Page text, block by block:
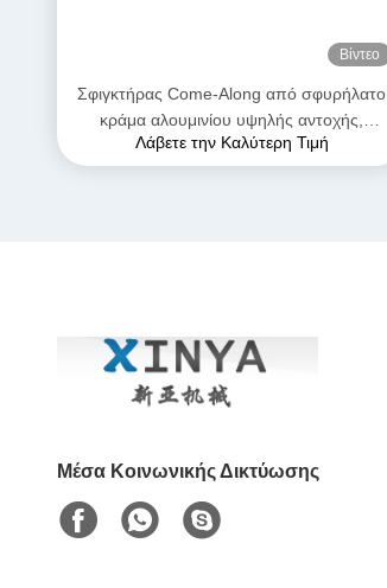
Βίντεο
Σφιγκτήρας Come-Along από σφυρήλατο
κράμα αλουμινίου υψηλής αντοχής,
μέγιστου ανοίγματος 28mm, με ανθεκτική
στη διάβρωση κατασκευή για αγωγούς
Λάβετε την Καλύτερη Τιμή
Μέσα Κοινωνικής Δικτύωσης